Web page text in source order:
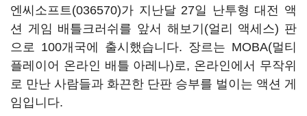
엔씨소프트(036570)가 지난달 27일 난투형 대전 액
션 게임 배틀크러쉬를 앞서 해보기(얼리 액세스) 판
으로 100개국에 출시했습니다. 장르는 MOBA(멀티
플레이어 온라인 배틀 아레나)로, 온라인에서 무작위
로 만난 사람들과 화끈한 단판 승부를 벌이는 액션 게
임입니다.